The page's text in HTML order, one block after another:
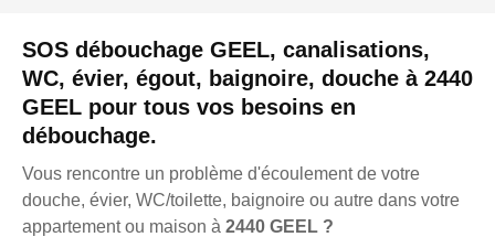
SOS débouchage GEEL, canalisations,
WC, évier, égout, baignoire, douche à 2440
GEEL pour tous vos besoins en
débouchage.
Vous rencontre un problème d'écoulement de votre
douche, évier, WC/toilette, baignoire ou autre dans votre
appartement ou maison à 2440 GEEL ?